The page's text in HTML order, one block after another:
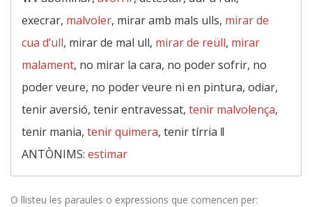
execrar, malvoler, mirar amb mals ulls, mirar de
cua d’ull, mirar de mal ull, mirar de reüll, mirar
malament, no mirar la cara, no poder sofrir, no
poder veure, no poder veure ni en pintura, odiar,
tenir aversió, tenir entravessat, tenir malvolença,
tenir mania, tenir quimera, tenir tírria ‖
ANTÒNIMS: estimar
O llisteu les paraules o expressions que comencen per: